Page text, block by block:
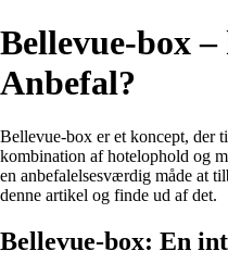
Bellevue-box
Anbefal?
Bellevue-box er et koncept, der
kombination af hotelophold og
en anbefalelsesværdig måde at
denne artikel og finde ud af det.
Bellevue-box: En